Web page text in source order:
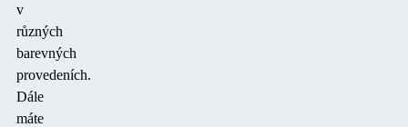
v
různých
barevných
provedeních.
Dále
máte